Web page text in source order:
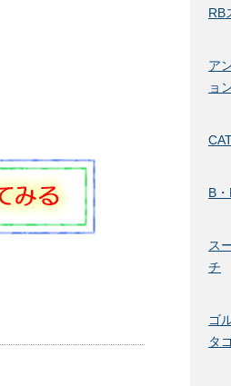
RB
ア
ョ
B
ス
チ
ゴ
タ